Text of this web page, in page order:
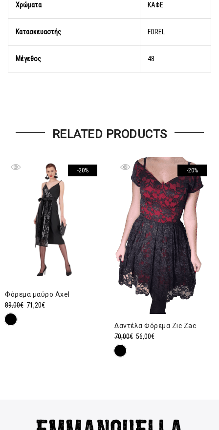
Χρώματα ΚΑΦΕ
Κατασκευαστής FOREL
Μέγεθος 48
RELATED PRODUCTS
-20%
Φόρεμα μαύρο Αxel
89,00€ Original
71,20€Η
-20%
Δαντέλα Φόρεμα Zic Zac
70,00€ Original
56,00€Η